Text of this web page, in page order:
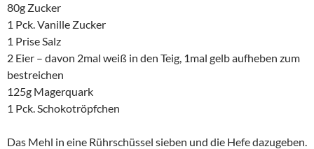
80g Zucker
1 Pck. Vanille Zucker
1 Prise Salz
2 Eier – davon 2mal weiß in den Teig, 1mal gelb aufheben zum
bestreichen
125g Magerquark
1 Pck. Schokotröpfchen
Das Mehl in eine Rührschüssel sieben und die Hefe dazugeben.